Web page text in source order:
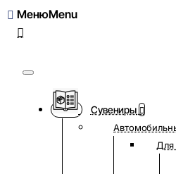
Меню
Сувениры
Для